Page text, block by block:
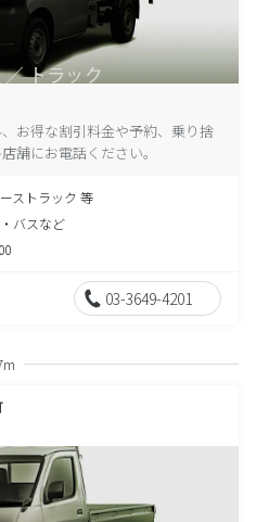
お得な割引料金や予約、乗り捨
舗にお電話ください。
ストラック 等
バスなど
03-3649-4201